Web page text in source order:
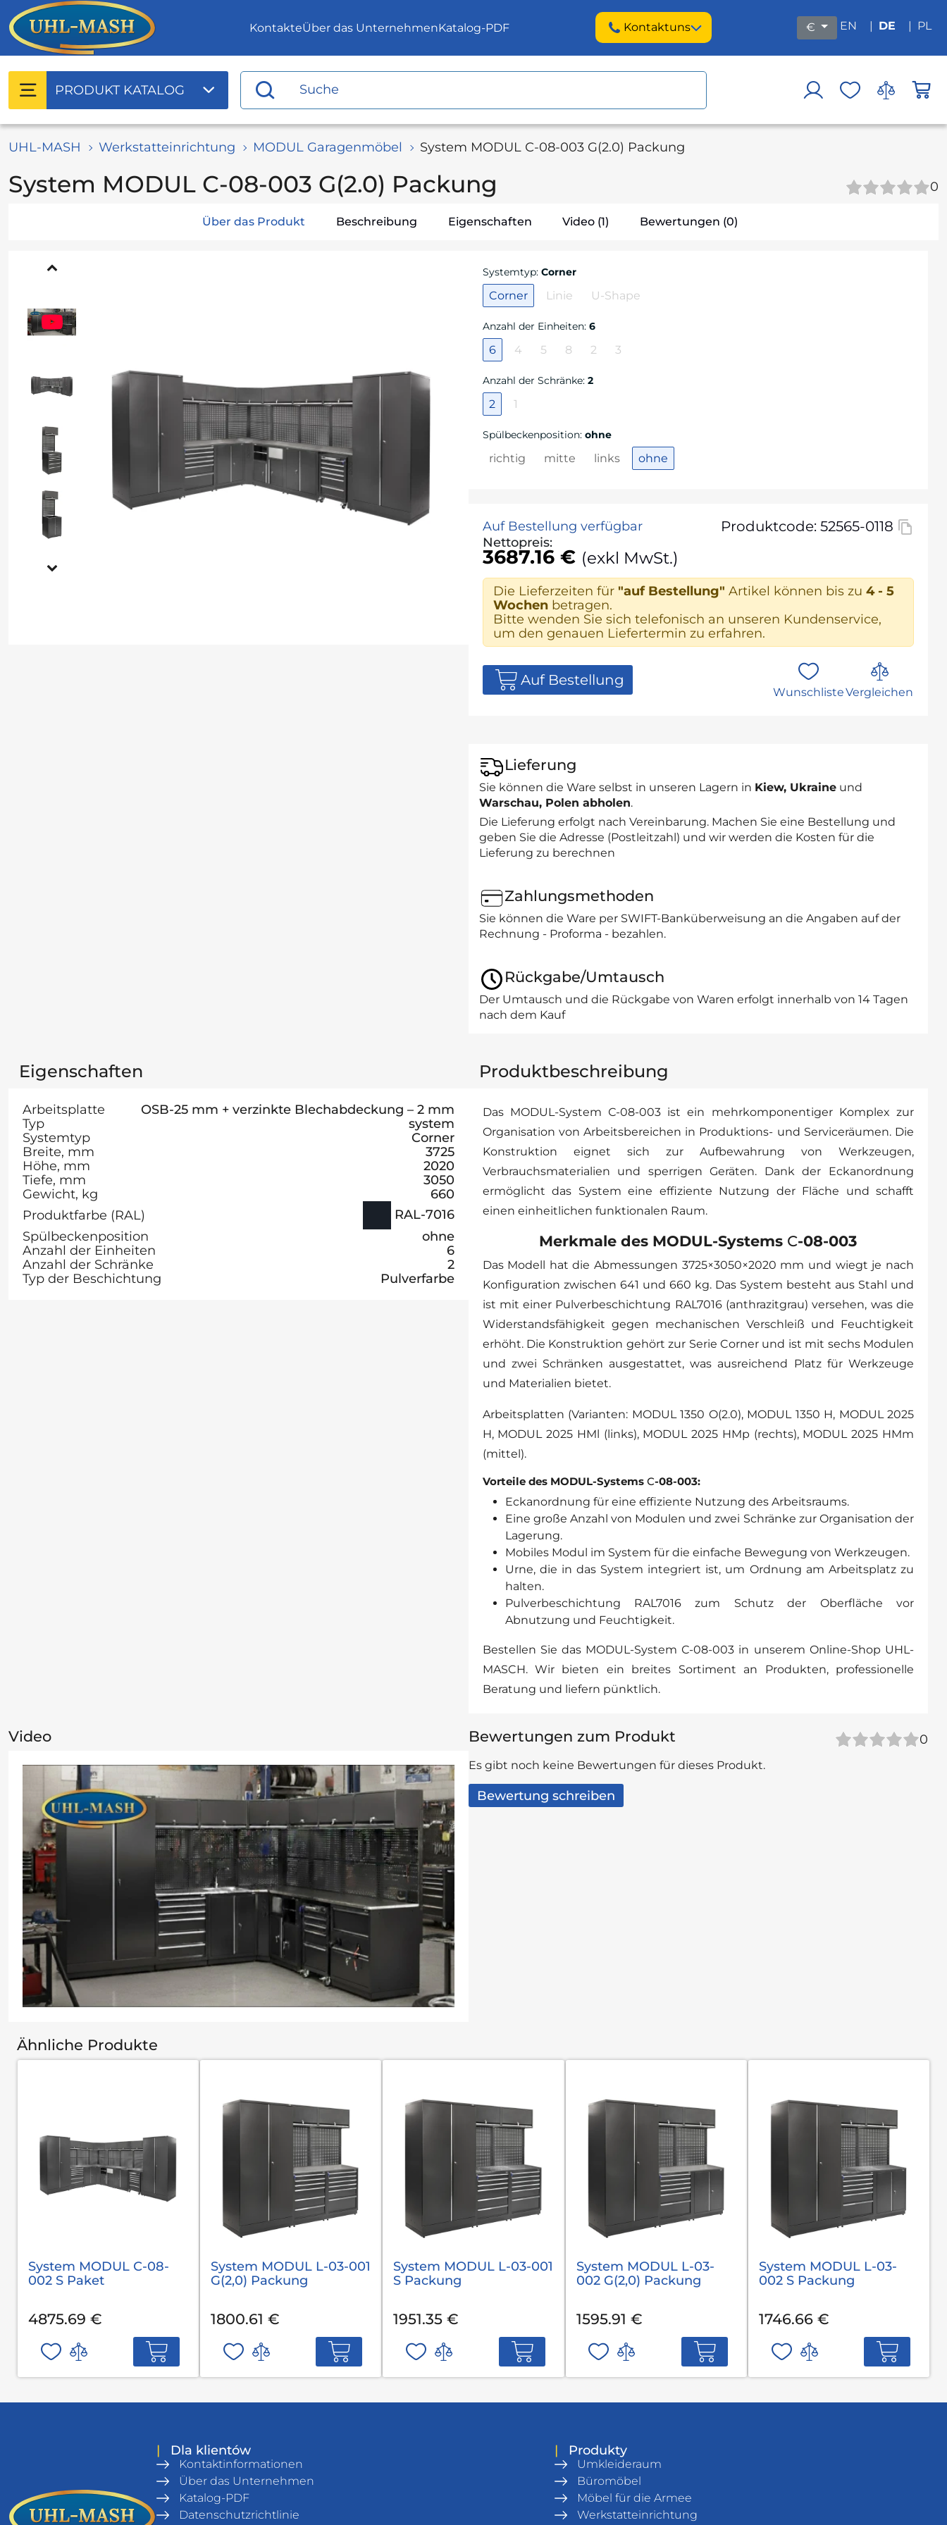
KontakteÜber das UnternehmenKatalog-PDF Kontaktuns € EN | DE | PL
PRODUKT KATALOG
UHL-MASH Werkstatteinrichtung MODUL Garagenmöbel System MODUL С-08-003 G(2.0) Packung
System MODUL С-08-003 G(2.0) Packung 0
Über das Produkt Beschreibung Eigenschaften Video (1) Bewertungen (0)
Systemtyp:Corner
Corner Linie U-Shape
Anzahl der Einheiten:6
6 4 5 8 2 3
Anzahl der Schränke:2
2 1
Spülbeckenposition:ohne
richtig mitte links ohne
Auf Bestellung verfügbar Produktcode: 52565-0118
Nettopreis:
3687.16 € (exkl MwSt.)
Die Lieferzeiten für "auf Bestellung" Artikel können bis zu 4 - 5
Wochenbetragen.
Bitte wenden Sie sich telefonisch an unseren Kundenservice,
um den genauen Liefertermin zu erfahren.
Auf Bestellung
WunschlisteVergleichen
Lieferung
Sie können die Ware selbst in unseren Lagern in Kiew, Ukraineund
Warschau, Polen abholen.
Die Lieferung erfolgt nach Vereinbarung. Machen Sie eine Bestellung und
geben Sie die Adresse (Postleitzahl) und wir werden die Kosten für die
Lieferung zu berechnen
Zahlungsmethoden
Sie können die Ware per SWIFT-Banküberweisung an die Angaben auf der
Rechnung - Proforma - bezahlen.
Rückgabe/Umtausch
Der Umtausch und die Rückgabe von Waren erfolgt innerhalb von 14 Tagen
nach dem Kauf
Eigenschaften
Arbeitsplatte
OSB-25 mm + verzinkte Blechabdeckung – 2 mm
Typ
system
Systemtyp
Corner
Breite, mm
3725
Höhe, mm
2020
Tiefe, mm
3050
Gewicht, kg
660
Produktfarbe (RAL)
RAL-7016
Spülbeckenposition
ohne
Anzahl der Einheiten
6
Anzahl der Schränke
2
Typ der Beschichtung
Pulverfarbe
Produktbeschreibung
Das MODUL-System С-08-003 ist ein mehrkomponentiger Komplex zur
Organisation von Arbeitsbereichen in Produktions- und Serviceräumen. Die
Konstruktion eignet sich zur Aufbewahrung von Werkzeugen,
Verbrauchsmaterialien und sperrigen Geräten. Dank der Eckanordnung
ermöglicht das System eine effiziente Nutzung der Fläche und schafft
einen einheitlichen funktionalen Raum.
Merkmale des MODUL-Systems С-08-003
Das Modell hat die Abmessungen 3725×3050×2020 mm und wiegt je nach
Konfiguration zwischen 641 und 660 kg. Das System besteht aus Stahl und
ist mit einer Pulverbeschichtung RAL7016 (anthrazitgrau) versehen, was die
Widerstandsfähigkeit gegen mechanischen Verschleiß und Feuchtigkeit
erhöht. Die Konstruktion gehört zur Serie Corner und ist mit sechs Modulen
und zwei Schränken ausgestattet, was ausreichend Platz für Werkzeuge
und Materialien bietet.
Arbeitsplatten (Varianten: MODUL 1350 O(2.0), MODUL 1350 H, MODUL 2025
H, MODUL 2025 HMl (links), MODUL 2025 HMp (rechts), MODUL 2025 HMm
(mittel).
Vorteile des MODUL-Systems С-08-003:
Eckanordnung für eine effiziente Nutzung des Arbeitsraums.
Eine große Anzahl von Modulen und zwei Schränke zur Organisation der
Lagerung.
Mobiles Modul im System für die einfache Bewegung von Werkzeugen.
Urne, die in das System integriert ist, um Ordnung am Arbeitsplatz zu
halten.
Pulverbeschichtung RAL7016 zum Schutz der Oberfläche vor
Abnutzung und Feuchtigkeit.
Bestellen Sie das MODUL-System С-08-003 in unserem Online-Shop UHL-
MASCH. Wir bieten ein breites Sortiment an Produkten, professionelle
Beratung und liefern pünktlich.
Video Bewertungen zum Produkt 0
Es gibt noch keine Bewertungen für dieses Produkt.
Bewertung schreiben
Ähnliche Produkte
System MODUL С-08-
002 S Paket
4875.69 €
System MODUL L-03-001
G(2,0) Packung
1800.61 €
System MODUL L-03-001
S Packung
1951.35 €
System MODUL L-03-
002 G(2,0) Packung
1595.91 €
System MODUL L-03-
002 S Packung
1746.66 €
| Dla klientów
Kontaktinformationen
Über das Unternehmen
Katalog-PDF
Datenschutzrichtlinie
| Produkty
Umkleideraum
Büromöbel
Möbel für die Armee
Werkstatteinrichtung